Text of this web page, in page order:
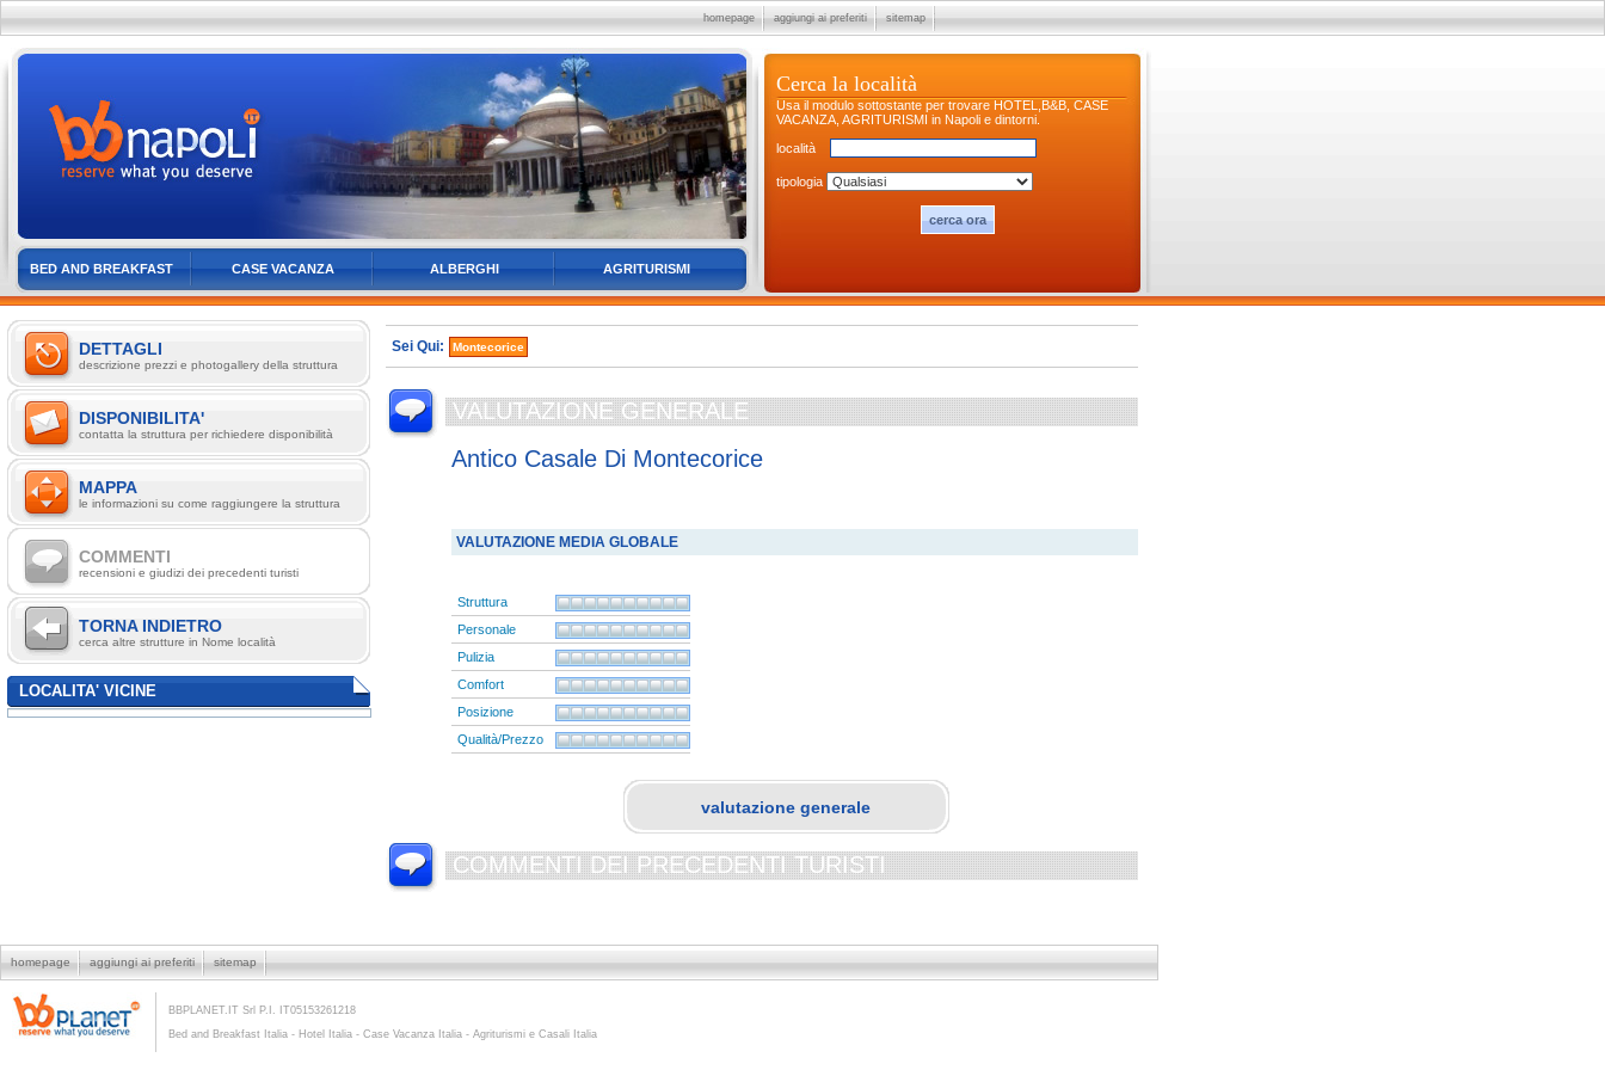
homepage aggiungi ai preferiti sitemap
BED AND BREAKFAST CASE VACANZA ALBERGHI AGRITURISMI
Cerca la località
Usa il modulo sottostante per trovare HOTEL,B&B, CASE
VACANZA, AGRITURISMI in Napoli e dintorni.
località
tipologia
DETTAGLI
descrizione prezzi e photogallery della struttura
DISPONIBILITA'
contatta la struttura per richiedere disponibilità
MAPPA
le informazioni su come raggiungere la struttura
COMMENTI
recensioni e giudizi dei precedenti turisti
TORNA INDIETRO
cerca altre strutture in Nome località
LOCALITA' VICINE
Sei Qui: Montecorice
VALUTAZIONE GENERALE
Antico Casale Di Montecorice
VALUTAZIONE MEDIA GLOBALE
Struttura
Personale
Pulizia
Comfort
Posizione
Qualità/Prezzo
valutazione generale
COMMENTI DEI PRECEDENTI TURISTI
homepage aggiungi ai preferiti sitemap
BBPLANET.IT Srl P.I. IT05153261218
Bed and Breakfast Italia - Hotel Italia - Case Vacanza Italia - Agriturismi e Casali Italia